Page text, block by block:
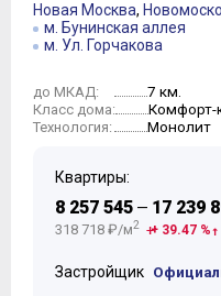
Новая Москва,
м. Бунинская аллея
м. Ул. Горчакова
до МКАД: 7 км.
Класс дома: Комфорт-
Технология: Монолит
Квартиры:
8 257 545 — 17 239
318 718 ₽/м2 + 39.47 %
Застройщик